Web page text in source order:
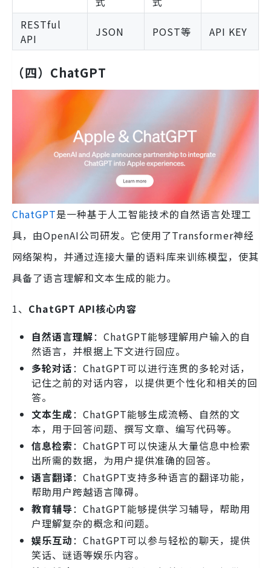
RESTful
API
JSON POST等 API KEY
（四）ChatGPT
ChatGPT是一种基于人工智能技术的自然语言处理工
具，由OpenAI公司研发。它使用了Transformer神经
网络架构，并通过连接大量的语料库来训练模型，使其
具备了语言理解和文本生成的能力。
1、 ChatGPT API核心内容
自然语言理解：ChatGPT能够理解用户输入的自
然语言，并根据上下文进行回应。
多轮对话：ChatGPT可以进行连贯的多轮对话，
记住之前的对话内容，以提供更个性化和相关的回
答。
文本生成：ChatGPT能够生成流畅、自然的文
本，用于回答问题、撰写文章、编写代码等。
信息检索：ChatGPT可以快速从大量信息中检索
出所需的数据，为用户提供准确的回答。
语言翻译：ChatGPT支持多种语言的翻译功能，
帮助用户跨越语言障碍。
教育辅导：ChatGPT能够提供学习辅导，帮助用
户理解复杂的概念和问题。
娱乐互动：ChatGPT可以参与轻松的聊天，提供
笑话、谜语等娱乐内容。